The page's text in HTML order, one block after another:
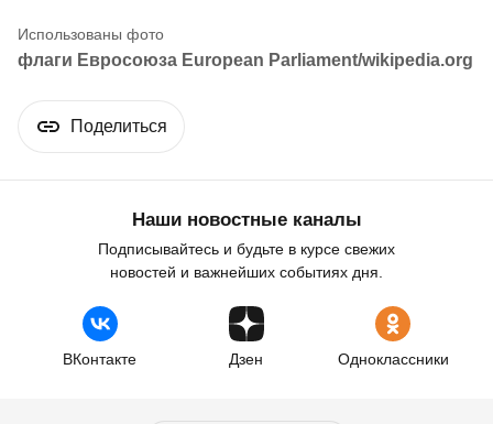
флаги Евросоюза European Parliament/wikipedia.org
Поделиться
Наши новостные каналы
Подписывайтесь и будьте в курсе свежих
новостей и важнейших событиях дня.
ВКонтакте Дзен Одноклассники